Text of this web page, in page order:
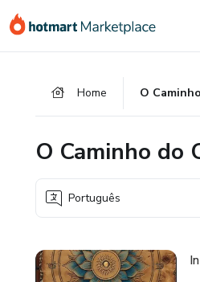
para
para
para
Home O
O Caminho do
Português